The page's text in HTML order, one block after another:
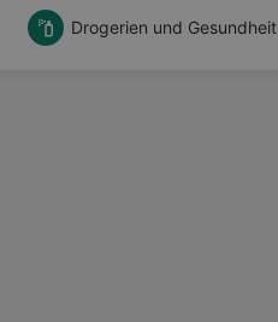
Drogerien und Gesundheit